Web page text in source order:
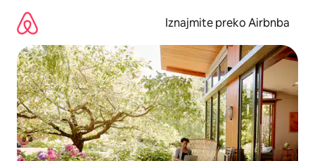
sadržaj
Iznajmite preko Airbnba